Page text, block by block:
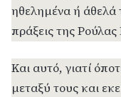
ηθελημένα ή άθελά
πράξεις της Ρούλας
Και αυτό, γιατί
μεταξύ τους και